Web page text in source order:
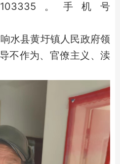
。手机号
县黄圩镇人民政府领
不作为、官僚主义、渎